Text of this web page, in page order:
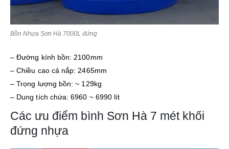
Bồn Nhựa Sơn Hà 7000L đứng
– Đường kính bồn: 2100mm
– Chiều cao cả nắp: 2465mm
– Trọng lượng bồn: ~ 129kg
– Dung tích chứa: 6960 ~ 6990 lít
Các ưu điểm bình Sơn Hà 7 mét khối
đứng nhựa